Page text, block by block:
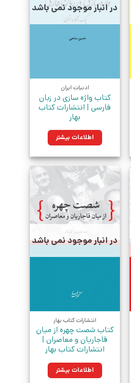
در انبار موجود نمی باشد
ادبیات ایران
کتاب واژه سازی در زبان
فارسی | انتشارات کتاب
بهار
اطلاعات بیشتر
در انبار موجود نمی باشد
انتشارات کتاب بهار
کتاب شصت چهره از میان
قاجاریان و معاصران |
انتشارات کتاب بهار
اطلاعات بیشتر